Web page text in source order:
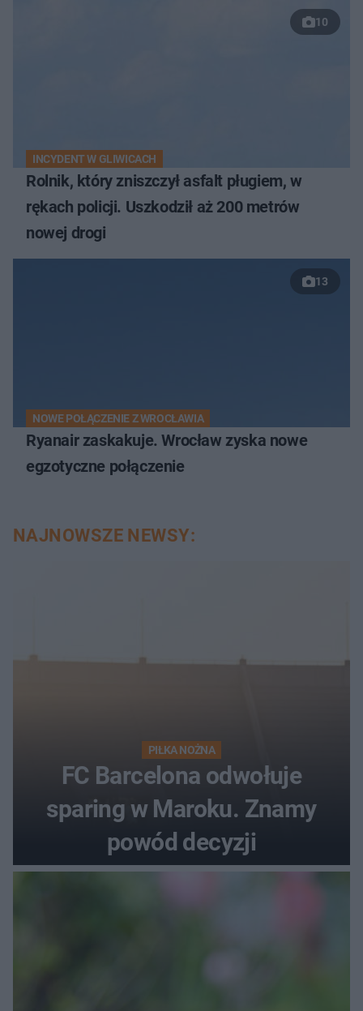
10
INCYDENT W GLIWICACH
Rolnik, który zniszczył asfalt pługiem, w
rękach policji. Uszkodził aż 200 metrów
nowej drogi
13
NOWE POŁĄCZENIE Z WROCŁAWIA
Ryanair zaskakuje. Wrocław zyska nowe
egzotyczne połączenie
NAJNOWSZE NEWSY:
PIŁKA NOŻNA
FC Barcelona odwołuje
sparing w Maroku. Znamy
powód decyzji